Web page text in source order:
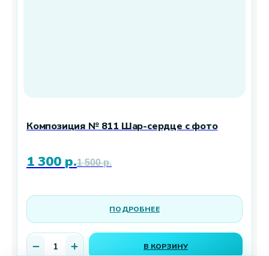
Композиция № 811 Шар-сердце с фото
1 300 р.1 500 р.
ПОДРОБНЕЕ
В КОРЗИНУ